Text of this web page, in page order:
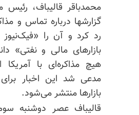
محمدباقر قالیباف، رئیس
گزارشها درباره تماس و
رد کرد و آن را «فیک‌نیوز
بازارهای مالی و نفتی»
هیچ مذاکره‌ای با
مدعی شد این اخبار برای
بازارها منتشر می‌شود.
قالیباف عصر دوشنبه